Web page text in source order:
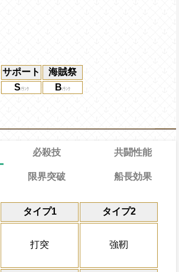
サポート
海賊祭
S B
タイプ1 タイプ2
打突 強靭
必殺技
通常 20→14ターン
限界突破
通常時
敵全体にかかっているダメージ軽減(
し、船長が打突か強靭タイプキャラの時
共闘性能
共闘性能
船長効果
冒険開始時の必殺タ
にし、他の属性キャ
効果
冒険中1回限り、サポート対象キャラが必
ート対象キャラのスロットを
ンの間打突と強靭タイプキャラの基礎攻
対象
限界突破
力
習得する効果
打突と強靭タイプキャラの基礎ステ
このキャラが[連][和]スロットの状態
船長効果
通常時
打突と強靭タイプキャラの攻撃を3倍、体
イプキャラは